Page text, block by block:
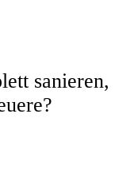
sanieren,